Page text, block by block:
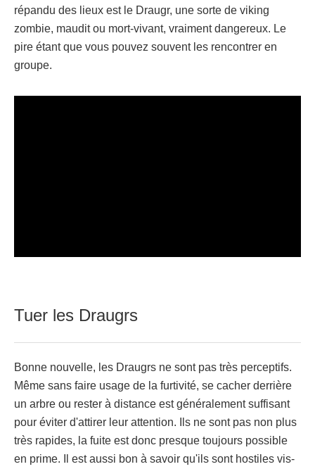
répandu des lieux est le Draugr, une sorte de viking
zombie, maudit ou mort-vivant, vraiment dangereux. Le
pire étant que vous pouvez souvent les rencontrer en
groupe.
Tuer les Draugrs
Bonne nouvelle, les Draugrs ne sont pas très perceptifs.
Même sans faire usage de la furtivité, se cacher derrière
un arbre ou rester à distance est généralement suffisant
pour éviter d'attirer leur attention. Ils ne sont pas non plus
très rapides, la fuite est donc presque toujours possible
en prime. Il est aussi bon à savoir qu'ils sont hostiles vis-